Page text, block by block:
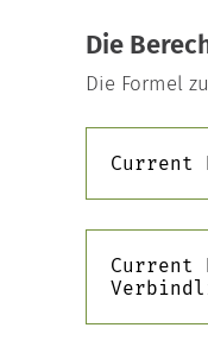
Die
Die Formel
Current
Current